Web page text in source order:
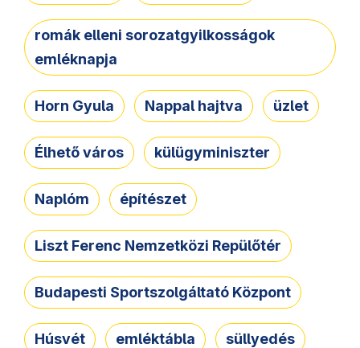
romák elleni sorozatgyilkosságok
emléknapja
Horn Gyula Nappal hajtva üzlet
Élhető város külügyminiszter
Naplóm építészet
Liszt Ferenc Nemzetközi Repülőtér
Budapesti Sportszolgáltató Központ
Húsvét emléktábla süllyedés